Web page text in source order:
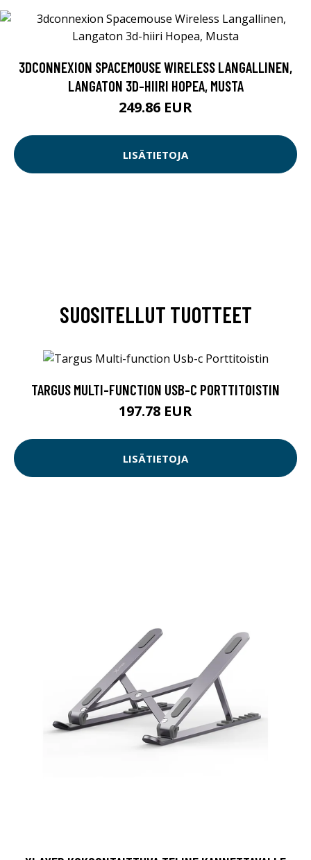
3DCONNEXION SPACEMOUSE WIRELESS LANGALLINEN,
LANGATON 3D-HIIRI HOPEA, MUSTA
249.86 EUR
LISÄTIETOJA
SUOSITELLUT TUOTTEET
TARGUS MULTI-FUNCTION USB-C PORTTITOISTIN
197.78 EUR
LISÄTIETOJA